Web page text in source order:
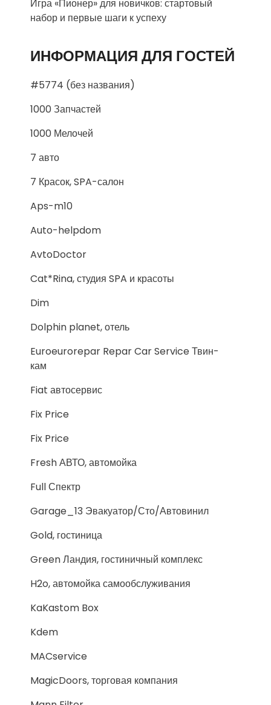
Игра «Пионер» для новичков: стартовый
набор и первые шаги к успеху
ИНФОРМАЦИЯ ДЛЯ ГОСТЕЙ
#5774 (без названия)
1000 Запчастей
1000 Мелочей
7 авто
7 Красок, SPA-салон
Aps-m10
Auto-helpdom
AvtoDoctor
Cat*Rina, студия SPA и красоты
Dim
Dolphin planet, отель
Euroeurorepar Repar Car Service Твин-
кам
Fiat автосервис
Fix Price
Fix Price
Fresh АВТО, автомойка
Full Спектр
Garage_13 Эвакуатор/Сто/Автовинил
Gold, гостиница
Green Ландия, гостиничный комплекс
H2o, автомойка самообслуживания
KaKastom Box
Kdem
MACservice
MagicDoors, торговая компания